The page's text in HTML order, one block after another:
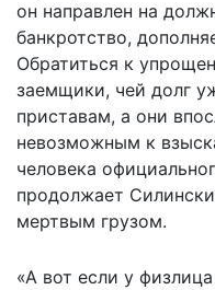
он направлен на
банкротство,
Обратиться к
заемщики, чей долг
приставам, а они
невозможным к
человека
продолжает
мертвым грузом.
«А вот если у